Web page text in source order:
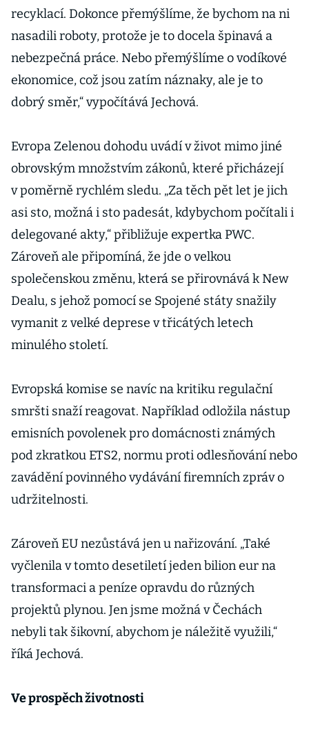
recyklací. Dokonce přemýšlíme, že bychom na ni
nasadili roboty, protože je to docela špinavá a
nebezpečná práce. Nebo přemýšlíme o vodíkové
ekonomice, což jsou zatím náznaky, ale je to
dobrý směr,“ vypočítává Jechová.
Evropa Zelenou dohodu uvádí v život mimo jiné
obrovským množstvím zákonů, které přicházejí
v poměrně rychlém sledu. „Za těch pět let je jich
asi sto, možná i sto padesát, kdybychom počítali i
delegované akty,“ přibližuje expertka PWC.
Zároveň ale připomíná, že jde o velkou
společenskou změnu, která se přirovnává k New
Dealu, s jehož pomocí se Spojené státy snažily
vymanit z velké deprese v třicátých letech
minulého století.
Evropská komise se navíc na kritiku regulační
smršti snaží reagovat. Například odložila nástup
emisních povolenek pro domácnosti známých
pod zkratkou ETS2, normu proti odlesňování nebo
zavádění povinného vydávání firemních zpráv o
udržitelnosti.
Zároveň EU nezůstává jen u nařizování. „Také
vyčlenila v tomto desetiletí jeden bilion eur na
transformaci a peníze opravdu do různých
projektů plynou. Jen jsme možná v Čechách
nebyli tak šikovní, abychom je náležitě využili,“
říká Jechová.
Ve prospěch životnosti